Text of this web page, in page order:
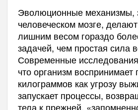
Эволюционные механизмы,
человеческом мозге,
лишним весом гораздо
задачей, чем простая сила
Современные
что организм воспринимает
килограммов как угрозу
запускает процессы,
тела к прежней,